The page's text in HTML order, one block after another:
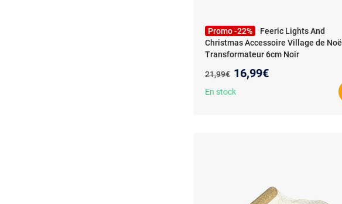
Promo -22%
Feeric Lights And
Christmas Accessoire Village de Noël
Transformateur 6cm Noir
Ancien prix :
21,99€ Nouveau prix :
16,99€
En stock